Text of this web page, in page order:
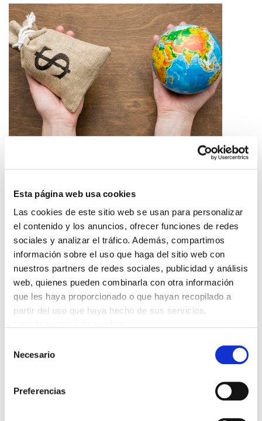
Esta página web usa cookies
Las cookies de este sitio web se usan para personalizar
el contenido y los anuncios, ofrecer funciones de redes
sociales y analizar el tráfico. Además, compartimos
información sobre el uso que haga del sitio web con
nuestros partners de redes sociales, publicidad y análisis
web, quienes pueden combinarla con otra información
que les haya proporcionado o que hayan recopilado a
partir del uso que haya hecho de sus servicios.
Necesario
Preferencias
La soberanía es una relación de fuerzas
Auzolan para convertir la casa Robles-Arangiz de
permanente